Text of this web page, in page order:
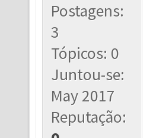
Postagens:
3
Tópicos: 0
Juntou-se:
May 2017
Reputação: